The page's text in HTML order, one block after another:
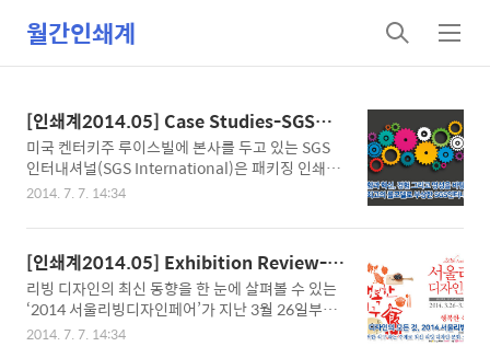
월간인쇄계
검
색
메
뉴
[인쇄계2014.05] Case Studies-SGS인
터내셔널
미국 켄터키주 루이스빌에 본사를 두고 있는 SGS
인터내셔널(SGS International)은 패키징 인쇄를
위한 프리미디어 업체로 전 세계 50여 개에 이르는
년 P&G(Procter & Gamble)의 최고 글로벌 비즈
니스 파트너로 선정되기도 한 SGS 인터내셔널은 수
백여 개가 넘는 하이 프로파일 브랜드를 상대로 기
획부터 디자인, 그리고 인쇄제작에 이르기까지 전문
프리미디어 서비스를 제공하고 있다. 2012년, 오넥
스(Onex)에 인수 합병 되며 더욱 탄탄한 재정적 기
2014. 7. 7. 14:34
[인쇄계2014.05] Exhibition Review-2
014 서울리빙디자인페어
리빙 디자인의 최신 동향을 한 눈에 살펴볼 수 있는
‘2014 서울리빙디자인페어’가 지난 3월 26일부터
30일까지 5일동안 서울 삼성동에 위치한 코엑스에
2014. 7. 7. 14:34